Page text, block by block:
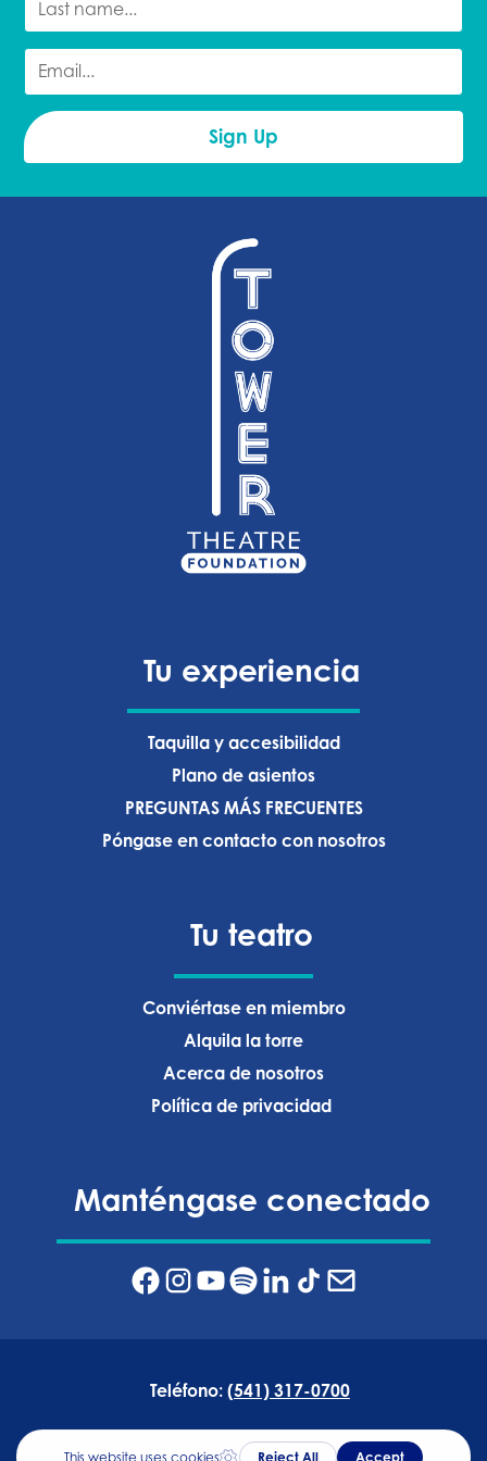
Tu experiencia
Taquilla y accesibilidad
Plano de asientos
PREGUNTAS MÁS FRECUENTES
Póngase en contacto con nosotros
Tu teatro
Conviértase en miembro
Alquila la torre
Acerca de nosotros
Política de privacidad ‍
Manténgase conectado
Teléfono: (541) 317-0700
Dirección:835 NW Wall Street, Bend, Oregón 97703